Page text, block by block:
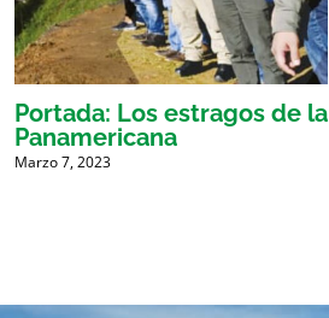
Portada: Los estragos de la
Panamericana
Marzo 7, 2023